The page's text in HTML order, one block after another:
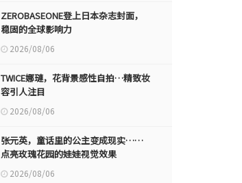
ZEROBASEONE登上日本杂志封面，
稳固的全球影响力
2026/08/06
TWICE娜璉，花背景感性自拍…精致妆
容引人注目
2026/08/06
张元英，童话里的公主变成现实……
点亮玫瑰花园的娃娃视觉效果
2026/08/06